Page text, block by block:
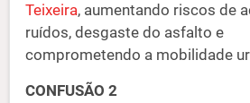
Teixeira, aumentando riscos de
ruídos, desgaste do asfalto e
comprometendo a mobilidade
CONFUSÃO 2